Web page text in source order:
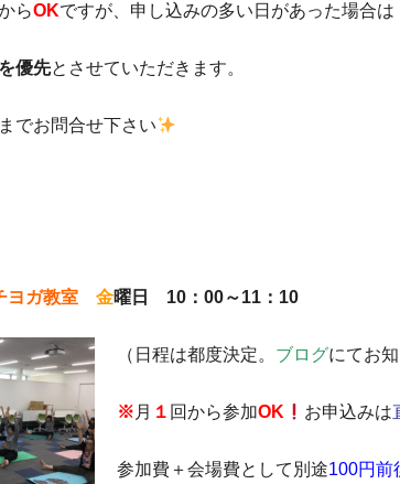
らOKですが、申し込みの多い日があった場合は
優先とさせていただきます。
までお問合せ下さい
ヨガ教室 金曜日 10：00～11：10
（日程は都度決定。 ブログにてお知
※ 月 １ 回から参加OK お申込みは
参加費＋会場費として別途100円前